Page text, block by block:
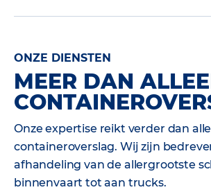
ONZE DIENSTEN
MEER DAN
Onze expertise reikt verder dan
containeroverslag. Wij zijn
afhandeling van de allergrootste
binnenvaart tot aan trucks.